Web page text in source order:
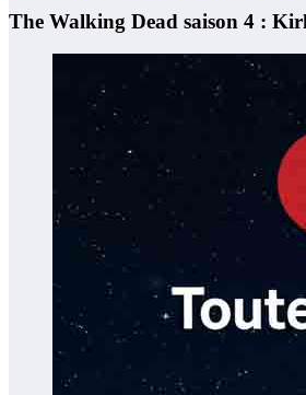
The Walking Dead saison 4 :